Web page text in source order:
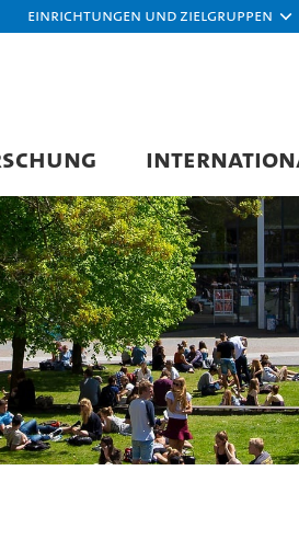
Einrichtungen und Zielgruppen